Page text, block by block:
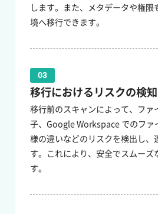
します。また、メタデータや権
境へ移行できます。
03
移行におけるリスクの検
移行前のスキャンによって、ファ
子、Google Workspace でのファ
様の違いなどのリスクを検出し、
す。これにより、安全でスムーズ
す。